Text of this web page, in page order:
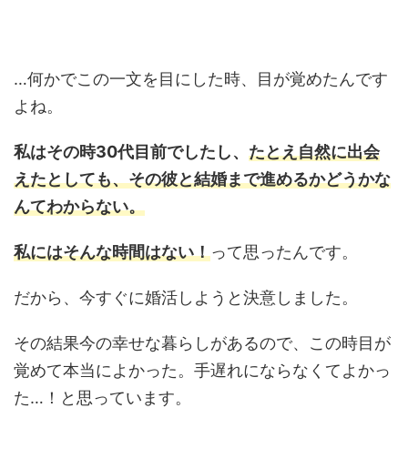
…何かでこの一文を目にした時、目が覚めたんです
よね。
私はその時30代目前でしたし、 たとえ自然に出会
えたとしても、その彼と結婚まで進めるかどうかな
んてわからない。
私にはそんな時間はない！って思ったんです。
だから、今すぐに婚活しようと決意しました。
その結果今の幸せな暮らしがあるので、この時目が
覚めて本当によかった。手遅れにならなくてよかっ
た…！と思っています。